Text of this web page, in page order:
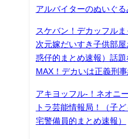
アルバイターのぬいぐ
スケバン！デカッフル
次元嫁だいすき子供部
惑仔的まとめ速報）話
MAX！デカいは正義刑
アキヨッフル-！ネオニ
トラ芸能情報局！（子
宅警備員的まとめ速報）